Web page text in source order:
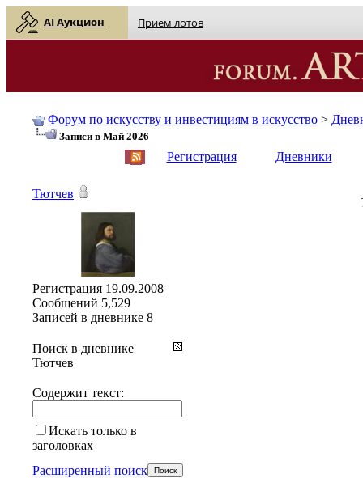
AI Аукцион Прием лотов
Форум по искусству и инвестициям в искусство >
Записи в Май 2026
Регистрация Дневники
Тютчев
Регистрация 19.09.2008
Сообщений 5,529
Записей в дневнике 8
Поиск в дневнике
Тютчев
Содержит текст:
Искать только в
заголовках
Расширенный поиск